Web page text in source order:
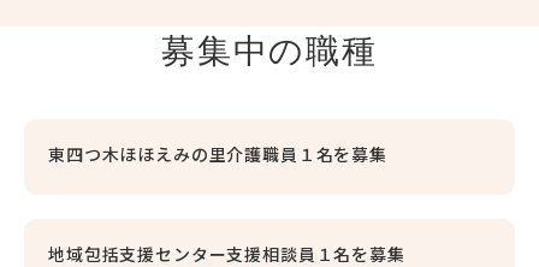
募集中の職種
東四つ木ほほえみの里介護職員１名を募集
地域包括支援センター支援相談員１名を募集